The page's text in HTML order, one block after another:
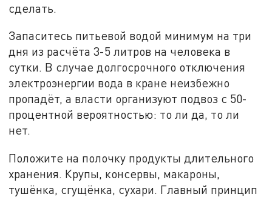
сделать.
Запаситесь питьевой водой минимум на три
дня из расчёта 3-5 литров на человека в
сутки. В случае долгосрочного отключения
электроэнергии вода в кране неизбежно
пропадёт, а власти организуют подвоз с 50-
процентной вероятностью: то ли да, то ли
нет.
Положите на полочку продукты длительного
хранения. Крупы, консервы, макароны,
тушёнка, сгущёнка, сухари. Главный принцип